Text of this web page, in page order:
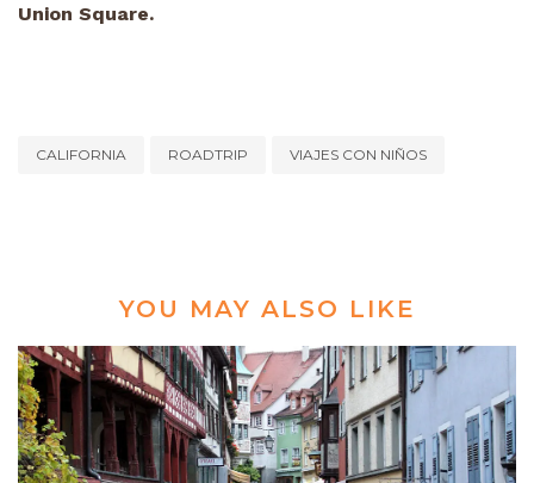
Union Square.
CALIFORNIA ROADTRIP VIAJES CON NIÑOS
YOU MAY ALSO LIKE